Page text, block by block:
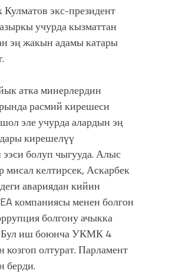
экс-президент
учурда кызматтан
эң жакын адамы катары
атка минерлердин
расмий кирешеси
эле учурда алардын эң
кирешелүү
болуп чыгууда. Алыс
мисал келтирсек, Аскарбек
авариядан кийин
компаниясы менен болгон
болгону ачыкка
Бул иш боюнча УКМК 4
олтурат. Парламент
берди.